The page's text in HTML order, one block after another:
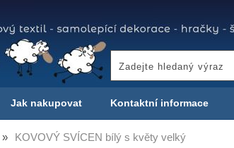
Jak nakupovat Kontaktní informace
KOVOVÝ SVÍCEN bílý s květy velký